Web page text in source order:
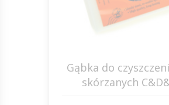
Gąbka do
skórzanych